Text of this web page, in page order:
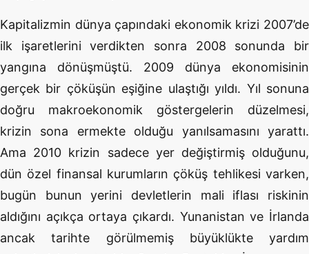
Kapitalizmin dünya çapındaki ekonomik krizi 2007’de
ilk işaretlerini verdikten sonra 2008 sonunda bir
yangına dönüşmüştü. 2009 dünya ekonomisinin
gerçek bir çöküşün eşiğine ulaştığı yıldı. Yıl sonuna
doğru makroekonomik göstergelerin düzelmesi,
krizin sona ermekte olduğu yanılsamasını yarattı.
Ama 2010 krizin sadece yer değiştirmiş olduğunu,
dün özel finansal kurumların çöküş tehlikesi varken,
bugün bunun yerini devletlerin mali iflası riskinin
aldığını açıkça ortaya çıkardı. Yunanistan ve İrlanda
ancak tarihte görülmemiş büyüklükte yardım